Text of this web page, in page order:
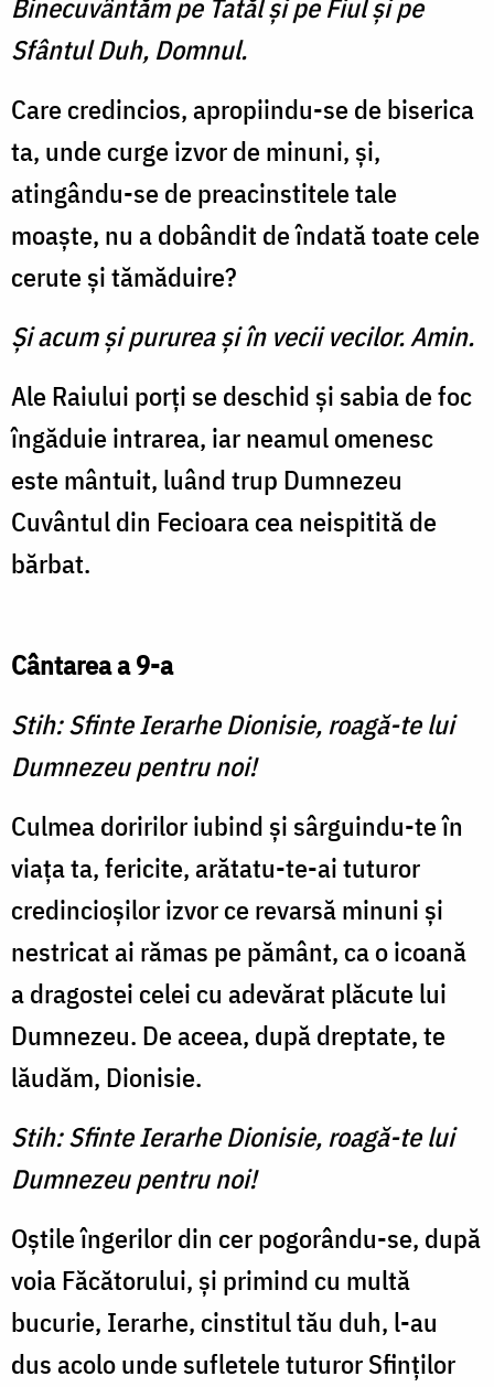
Binecuvântăm pe Tatăl și pe Fiul și pe
Sfântul Duh, Domnul.
Care credincios, apropiindu-se de biserica
ta, unde curge izvor de minuni, și,
atingându-se de preacinstitele tale
moaște, nu a dobândit de îndată toate cele
cerute și tămăduire?
Şi acum şi pururea şi în vecii vecilor. Amin.
Ale Raiului porți se deschid și sabia de foc
îngăduie intrarea, iar neamul omenesc
este mântuit, luând trup Dumnezeu
Cuvântul din Fecioara cea neispitită de
bărbat.
Cântarea a 9-a
Stih: Sfinte Ierarhe Dionisie, roagă-te lui
Dumnezeu pentru noi!
Culmea doririlor iubind și sârguindu-te în
viața ta, fericite, arătatu-te-ai tuturor
credincioșilor izvor ce revarsă minuni și
nestricat ai rămas pe pământ, ca o icoană
a dragostei celei cu adevărat plăcute lui
Dumnezeu. De aceea, după dreptate, te
lăudăm, Dionisie.
Stih: Sfinte Ierarhe Dionisie, roagă-te lui
Dumnezeu pentru noi!
Oștile îngerilor din cer pogorându-se, după
voia Făcătorului, și primind cu multă
bucurie, Ierarhe, cinstitul tău duh, l-au
dus acolo unde sufletele tuturor Sfinților